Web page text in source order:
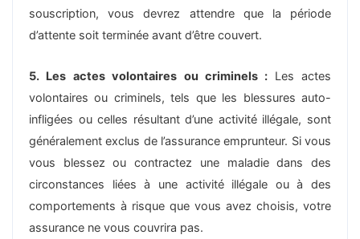
souscription, vous devrez attendre que la période
d’attente soit terminée avant d’être couvert.
5. Les actes volontaires ou criminels : Les actes
volontaires ou criminels, tels que les blessures auto-
infligées ou celles résultant d’une activité illégale, sont
généralement exclus de l’assurance emprunteur. Si vous
vous blessez ou contractez une maladie dans des
circonstances liées à une activité illégale ou à des
comportements à risque que vous avez choisis, votre
assurance ne vous couvrira pas.